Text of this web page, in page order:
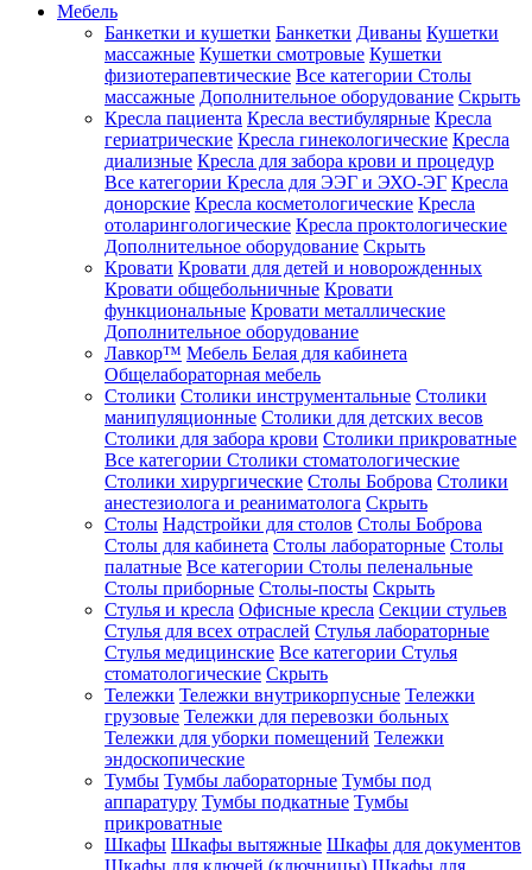
Мебель
Банкетки и кушетки Банкетки Диваны Кушетки
массажные Кушетки смотровые Кушетки
физиотерапевтические Все категории Столы
массажные Дополнительное оборудование Скрыть
Кресла пациента Кресла вестибулярные Кресла
гериатрические Кресла гинекологические Кресла
диализные Кресла для забора крови и процедур
Все категории Кресла для ЭЭГ и ЭХО-ЭГ Кресла
донорские Кресла косметологические Кресла
отоларингологические Кресла проктологические
Дополнительное оборудование Скрыть
Кровати Кровати для детей и новорожденных
Кровати общебольничные Кровати
функциональные Кровати металлические
Дополнительное оборудование
Лавкор™ Мебель Белая для кабинета
Общелабораторная мебель
Столики Столики инструментальные Столики
манипуляционные Столики для детских весов
Столики для забора крови Столики прикроватные
Все категории Столики стоматологические
Столики хирургические Столы Боброва Столики
анестезиолога и реаниматолога Скрыть
Столы Надстройки для столов Столы Боброва
Столы для кабинета Столы лабораторные Столы
палатные Все категории Столы пеленальные
Столы приборные Столы-посты Скрыть
Стулья и кресла Офисные кресла Секции стульев
Стулья для всех отраслей Стулья лабораторные
Стулья медицинские Все категории Стулья
стоматологические Скрыть
Тележки Тележки внутрикорпусные Тележки
грузовые Тележки для перевозки больных
Тележки для уборки помещений Тележки
эндоскопические
Тумбы Тумбы лабораторные Тумбы под
аппаратуру Тумбы подкатные Тумбы
прикроватные
Шкафы Шкафы вытяжные Шкафы для документов
Шкафы для ключей (ключницы) Шкафы для